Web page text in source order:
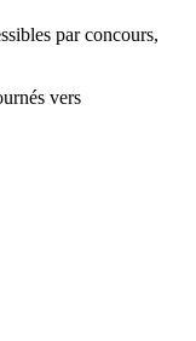
par concours,
vers